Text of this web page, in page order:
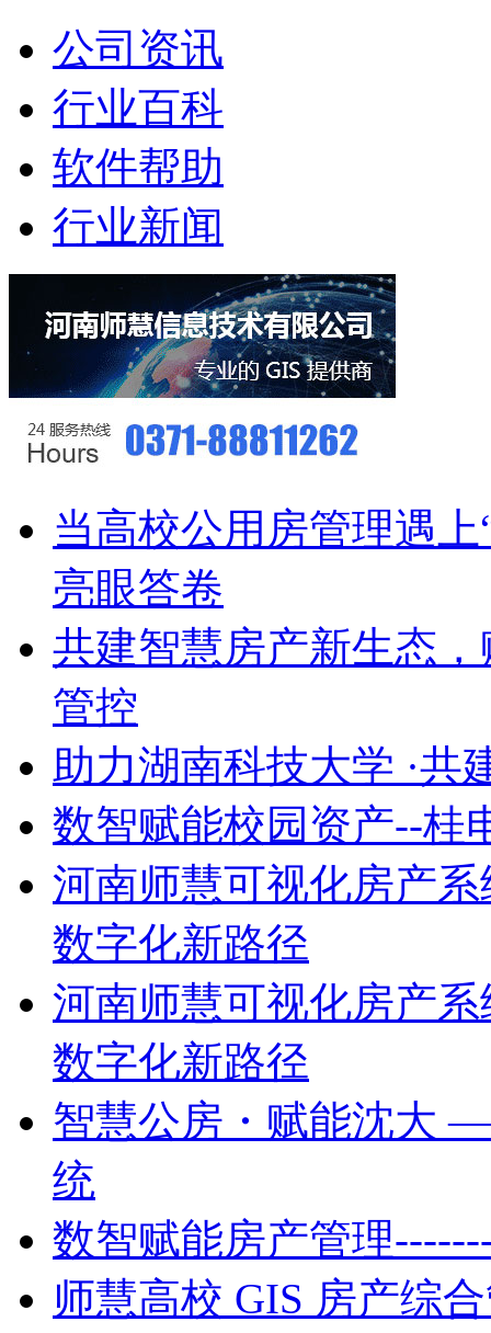
公司资讯
行业百科
软件帮助
行业新闻
当高校公用房管理遇
亮眼答卷
共建智慧房产新生态
管控
助力湖南科技大学 ·共
数智赋能校园资产--桂
河南师慧可视化房产
数字化新路径
河南师慧可视化房产
数字化新路径
智慧公房・赋能沈大
统
数智赋能房产管理
师慧高校 GIS 房产综